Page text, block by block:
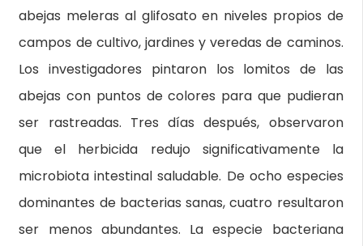
abejas meleras al glifosato en niveles propios de
campos de cultivo, jardines y veredas de caminos.
Los investigadores pintaron los lomitos de las
abejas con puntos de colores para que pudieran
ser rastreadas. Tres días después, observaron
que el herbicida redujo significativamente la
microbiota intestinal saludable. De ocho especies
dominantes de bacterias sanas, cuatro resultaron
ser menos abundantes. La especie bacteriana